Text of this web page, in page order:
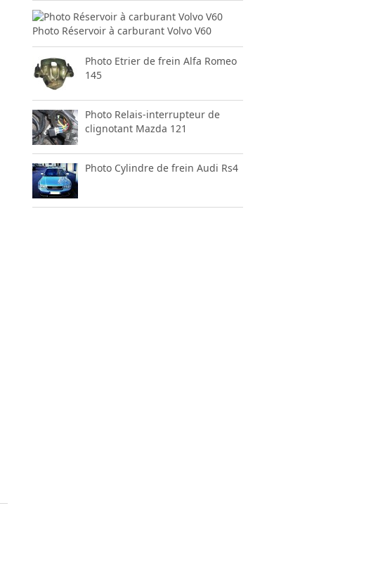
Photo Réservoir à carburant Volvo V60
Photo Etrier de frein Alfa Romeo
145
Photo Relais-interrupteur de
clignotant Mazda 121
Photo Cylindre de frein Audi Rs4